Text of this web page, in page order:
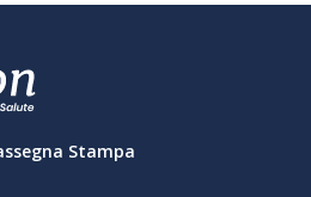
Stampa